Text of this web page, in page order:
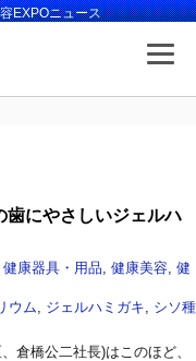
EXPOニュース
歯にやさしいジェルハ
健康器具・用品 健康美容 健
ウム
ジェルハミガキ
シソ種
倉橋公二社長)はこのほど、